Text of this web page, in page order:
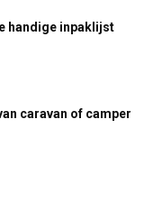
handige inpaklijst
caravan of camper